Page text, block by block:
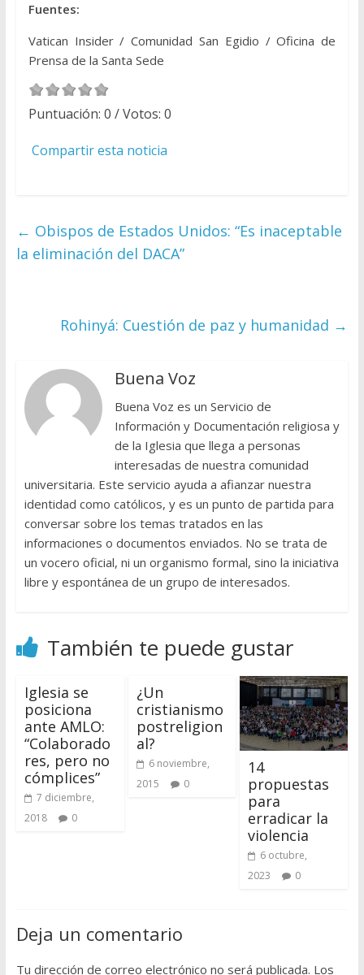
Fuentes:
Vatican Insider / Comunidad San Egidio / Oficina de
Prensa de la Santa Sede
Puntuación: 0 / Votos: 0
Compartir esta noticia
← Obispos de Estados Unidos: “Es inaceptable
la eliminación del DACA”
Rohinyá: Cuestión de paz y humanidad →
Buena Voz
Buena Voz es un Servicio de
Información y Documentación religiosa y
de la Iglesia que llega a personas
interesadas de nuestra comunidad
universitaria. Este servicio ayuda a afianzar nuestra
identidad como católicos, y es un punto de partida para
conversar sobre los temas tratados en las
informaciones o documentos enviados. No se trata de
un vocero oficial, ni un organismo formal, sino la iniciativa
libre y espontánea de un grupo de interesados.
También te puede gustar
Iglesia se
posiciona
ante AMLO:
“Colaborado
res, pero no
cómplices”
7 diciembre,
2018
0
¿Un
cristianismo
postreligion
al?
6 noviembre,
2015
0
14
propuestas
para
erradicar la
violencia
6 octubre,
2023
0
Deja un comentario
Tu dirección de correo electrónico no será publicada. Los